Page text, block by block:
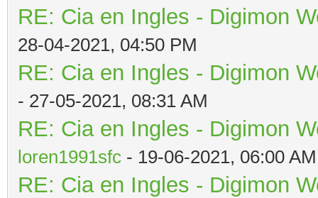
RE: Cia en Ingles - Digimon
28-04-2021, 04:50 PM
RE: Cia en Ingles - Digimon
- 27-05-2021, 08:31 AM
RE: Cia en Ingles - Digimon
loren1991sfc - 19-06-2021, 06:00 AM
RE: Cia en Ingles - Digimon